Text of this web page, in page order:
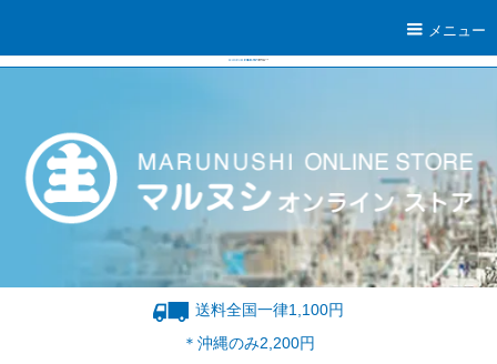
メニュー
送料全国一律1,100円
＊沖縄のみ2,200円